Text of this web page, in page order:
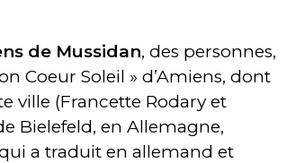
de Mussidan, des personnes,
Coeur Soleil » d’Amiens, dont
ville (Francette Rodary et
Bielefeld, en Allemagne,
a traduit en allemand et